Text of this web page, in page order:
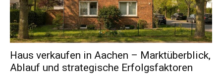
Haus verkaufen in Aachen – Marktüberblick,
Ablauf und strategische Erfolgsfaktoren